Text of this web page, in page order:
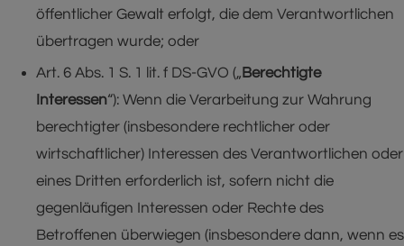
öffentlicher Gewalt erfolgt, die dem Verantwortlichen
übertragen wurde; oder
Art. 6 Abs. 1 S. 1 lit. f DS-GVO („ Berechtigte
Interessen“): Wenn die Verarbeitung zur Wahrung
berechtigter (insbesondere rechtlicher oder
wirtschaftlicher) Interessen des Verantwortlichen oder
eines Dritten erforderlich ist, sofern nicht die
gegenläufigen Interessen oder Rechte des
Betroffenen überwiegen (insbesondere dann, wenn es